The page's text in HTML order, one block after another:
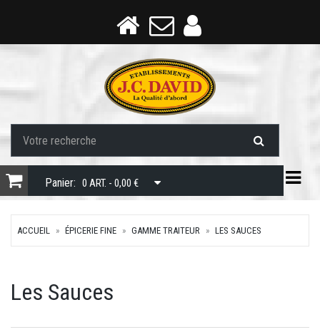
Panier: 0 ART. - 0,00 €
ACCUEIL ÉPICERIE FINE GAMME TRAITEUR LES SAUCES
Les Sauces